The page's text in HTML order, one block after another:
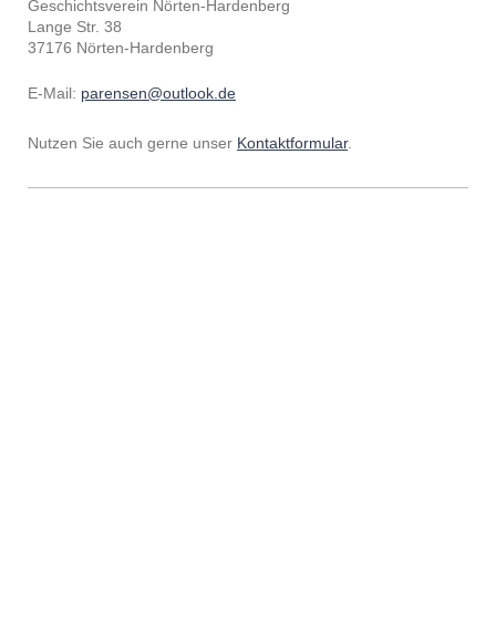
Geschichtsverein Nörten-Hardenberg
Lange Str. 38
37176 Nörten-Hardenberg
E-Mail: parensen@outlook.de
Nutzen Sie auch gerne unser Kontaktformular.